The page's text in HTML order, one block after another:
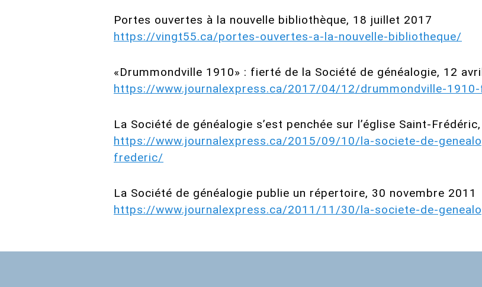
Portes ouvertes à la nouvelle bibliothèque, 18 juillet 2017
https://vingt55.ca/portes-ouvertes-a-la-nouvelle-bibliotheque/
«Drummondville 1910» : fierté de la Société de généalogie, 12
https://www.journalexpress.ca/2017/04/12/drummondville-
La Société de généalogie s’est penchée sur l’église Saint-
https://www.journalexpress.ca/2015/09/10/la-societe-de-
frederic/
La Société de généalogie publie un répertoire, 30 novembre 2011
https://www.journalexpress.ca/2011/11/30/la-societe-de-